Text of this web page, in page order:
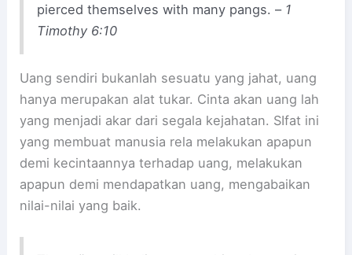
pierced themselves with many pangs. – 1
Timothy 6:10
Uang sendiri bukanlah sesuatu yang jahat, uang
hanya merupakan alat tukar. Cinta akan uang lah
yang menjadi akar dari segala kejahatan. SIfat ini
yang membuat manusia rela melakukan apapun
demi kecintaannya terhadap uang, melakukan
apapun demi mendapatkan uang, mengabaikan
nilai-nilai yang baik.